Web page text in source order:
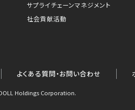
サプライチェーンマネジメント
社会貢献活動
よくある質問・お問い合わせ
Holdings Corporation.